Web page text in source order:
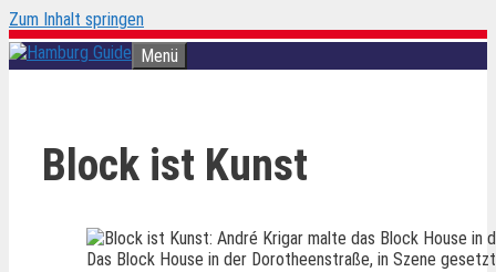
Zum Inhalt springen
Menü
Block ist Kunst
Das Block House in der Dorotheenstraße, in Szene